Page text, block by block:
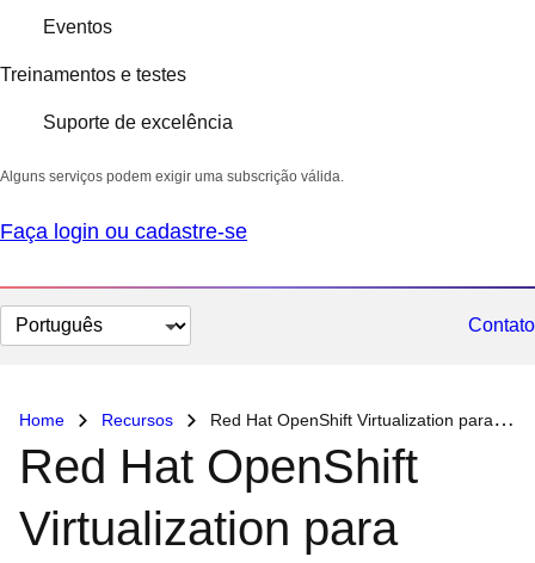
Eventos
Treinamentos e testes
Suporte de excelência
Alguns serviços podem exigir uma subscrição válida.
Faça login ou cadastre-se
Selecionar
idioma
Contato
Home Recursos Red Hat OpenShift Virtualization para serviços financeiros
Red Hat OpenShift
Virtualization para